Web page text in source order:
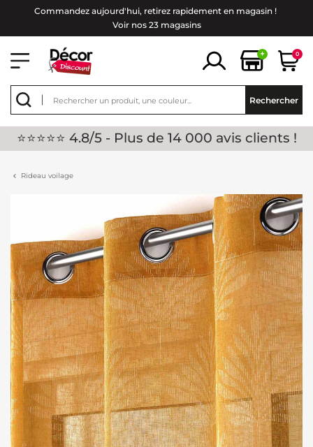
Commandez aujourd'hui, retirez rapidement en magasin !
Voir nos 23 magasins
+ 0
Rechercher
⭐⭐⭐⭐⭐ 4.8/5 - Plus de 14 000 avis clients !
Rideau voilage